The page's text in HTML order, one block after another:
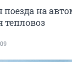
поезда на
тепловоз